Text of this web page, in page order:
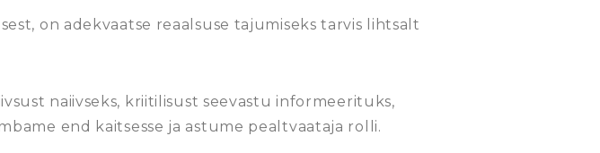
on adekvaatse reaalsuse tajumiseks tarvis lihtsalt
naiivseks, kriitilisust seevastu informeerituks,
end kaitsesse ja astume pealtvaataja rolli.